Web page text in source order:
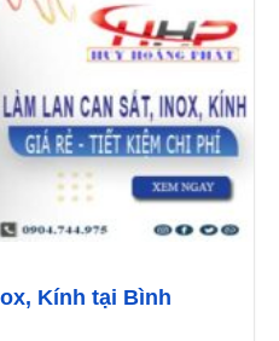
Kính tại Bình